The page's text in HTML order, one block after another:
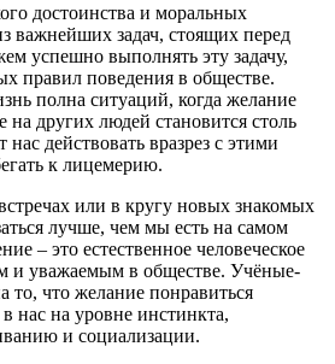
достоинства и моральных
важнейших задач, стоящих перед
успешно выполнять эту задачу,
правил поведения в обществе.
полна ситуаций, когда желание
на других людей становится столь
действовать вразрез с этими
к лицемерию.
или в кругу новых знакомых
лучше, чем мы есть на самом
– это естественное человеческое
и уважаемым в обществе. Учёные-
то, что желание понравиться
нас на уровне инстинкта,
и социализации.